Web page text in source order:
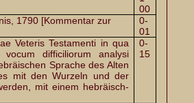
00
1790 [Kommentar zur
0-
01
Veteris Testamenti in qua
difficiliorum analysi
Sprache des Alten
mit den Wurzeln und der
mit einem hebräisch-
0-
15